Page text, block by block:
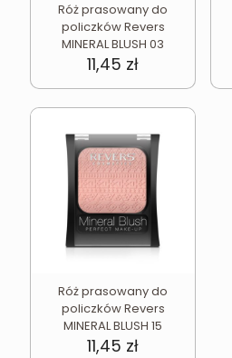
Róż prasowany do
policzków Revers
MINERAL BLUSH 03
11,45 zł
Róż prasowany do
policzków Revers
MINERAL BLUSH 15
11,45 zł